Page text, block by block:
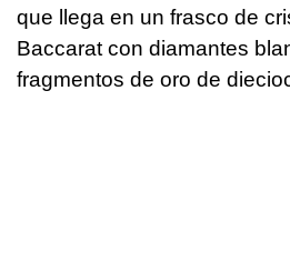
que llega en un frasco de
Baccarat con diamantes
fragmentos de oro de